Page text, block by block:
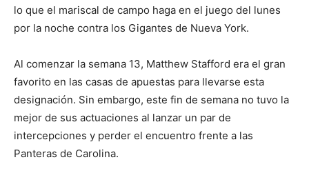
lo que el mariscal de campo haga en el juego del lunes
por la noche contra los Gigantes de Nueva York.
Al comenzar la semana 13, Matthew Stafford era el gran
favorito en las casas de apuestas para llevarse esta
designación. Sin embargo, este fin de semana no tuvo la
mejor de sus actuaciones al lanzar un par de
intercepciones y perder el encuentro frente a las
Panteras de Carolina.